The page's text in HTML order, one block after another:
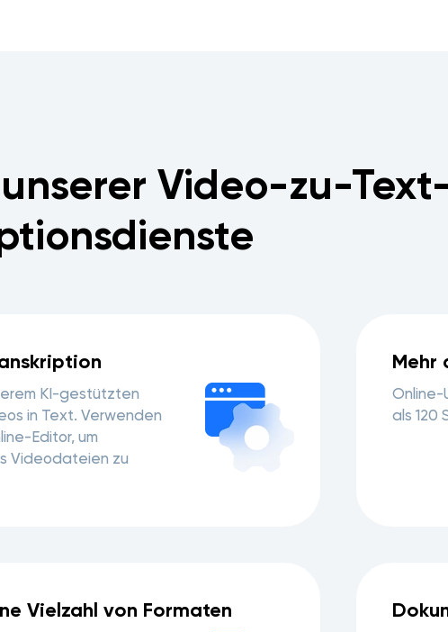
Video-zu-
KI-gestützten
in Text. Verwenden
Editor, um
Videodateien zu
Mehr
Online-
als 120
Vielzahl von Formaten